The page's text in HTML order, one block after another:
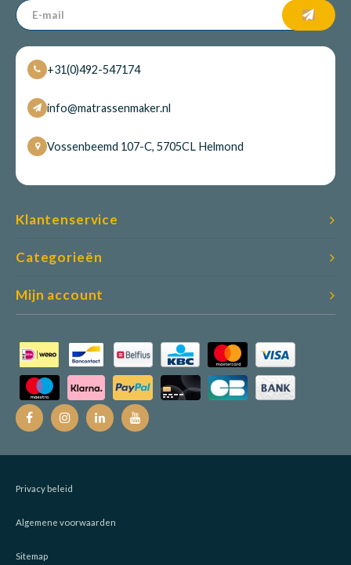
+31(0)492-547174
info@matrassenmaker.nl
Vossenbeemd 107-C, 5705CL Helmond
Categorieën
Klantenservice
Mijn account
Privacy beleid
Algemene voorwaarden
Sitemap